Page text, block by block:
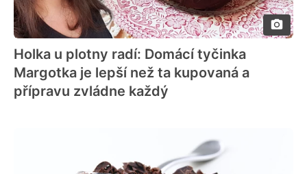
Holka u plotny radí: Domácí tyčinka
Margotka je lepší než ta kupovaná a
přípravu zvládne každý